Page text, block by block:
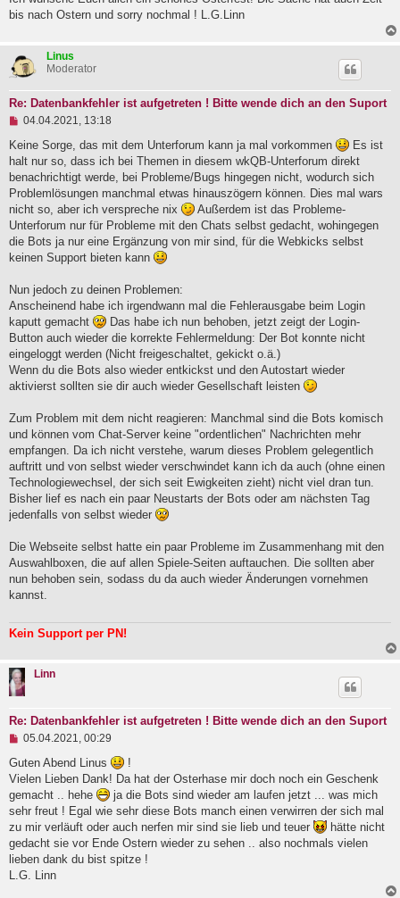
bis nach Ostern und sorry nochmal ! L.G.Linn
Linus
Moderator
Re: Datenbankfehler ist aufgetreten ! Bitte wende dich an den Suport
U
g
e
e
s
e
n
e
r
B
t
r
a
g
04.04.2021, 13:18
Keine Sorge, das mit dem Unterforum kann ja mal vorkommen
Es ist
halt nur so, dass ich bei Themen in diesem wkQB-Unterforum direkt
benachrichtigt werde, bei Probleme/Bugs hingegen nicht, wodurch sich
Problemlösungen manchmal etwas hinauszögern können. Dies mal wars
nicht so, aber ich verspreche nix
Außerdem ist das Probleme-
Unterforum nur für Probleme mit den Chats selbst gedacht, wohingegen
die Bots ja nur eine Ergänzung von mir sind, für die Webkicks selbst
keinen Support bieten kann
Nun jedoch zu deinen Problemen:
Anscheinend habe ich irgendwann mal die Fehlerausgabe beim Login
kaputt gemacht
Das habe ich nun behoben, jetzt zeigt der Login-
Button auch wieder die korrekte Fehlermeldung: Der Bot konnte nicht
eingeloggt werden (Nicht freigeschaltet, gekickt o.ä.)
Wenn du die Bots also wieder entkickst und den Autostart wieder
aktivierst sollten sie dir auch wieder Gesellschaft leisten
Zum Problem mit dem nicht reagieren: Manchmal sind die Bots komisch
und können vom Chat-Server keine "ordentlichen" Nachrichten mehr
empfangen. Da ich nicht verstehe, warum dieses Problem gelegentlich
auftritt und von selbst wieder verschwindet kann ich da auch (ohne einen
Technologiewechsel, der sich seit Ewigkeiten zieht) nicht viel dran tun.
Bisher lief es nach ein paar Neustarts der Bots oder am nächsten Tag
jedenfalls von selbst wieder
Die Webseite selbst hatte ein paar Probleme im Zusammenhang mit den
Auswahlboxen, die auf allen Spiele-Seiten auftauchen. Die sollten aber
nun behoben sein, sodass du da auch wieder Änderungen vornehmen
kannst.
Kein Support per PN!
Linn
Re: Datenbankfehler ist aufgetreten ! Bitte wende dich an den Suport
U
g
e
l
e
s
e
e
r
B
05.04.2021, 00:29
Guten Abend Linus
!
Vielen Lieben Dank! Da hat der Osterhase mir doch noch ein Geschenk
gemacht .. hehe
ja die Bots sind wieder am laufen jetzt ... was mich
sehr freut ! Egal wie sehr diese Bots manch einen verwirren der sich mal
zu mir verläuft oder auch nerfen mir sind sie lieb und teuer
hätte nicht
gedacht sie vor Ende Ostern wieder zu sehen .. also nochmals vielen
lieben dank du bist spitze !
L.G. Linn